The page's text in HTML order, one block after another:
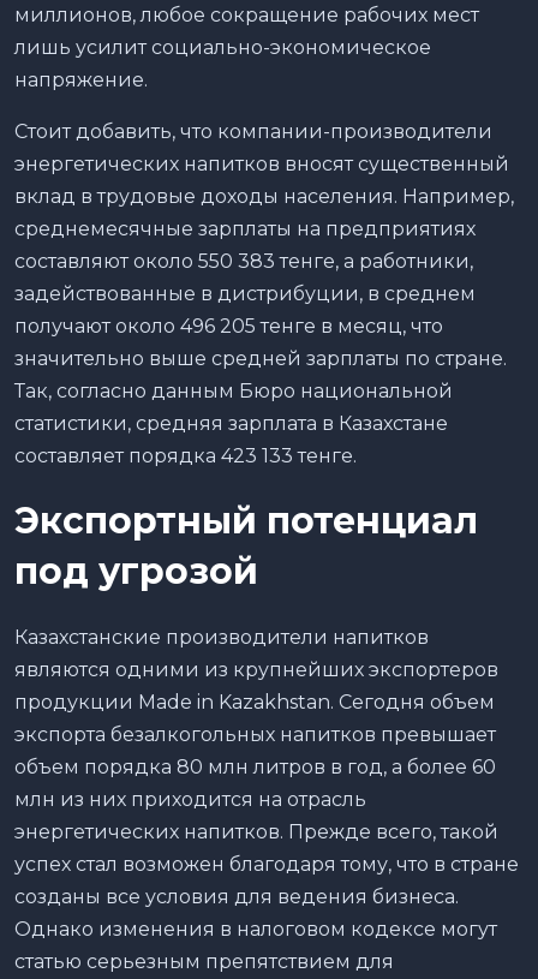
миллионов, любое сокращение рабочих мест
лишь усилит социально-экономическое
напряжение.
Стоит добавить, что компании-производители
энергетических напитков вносят существенный
вклад в трудовые доходы населения. Например,
среднемесячные зарплаты на предприятиях
составляют около 550 383 тенге, а работники,
задействованные в дистрибуции, в среднем
получают около 496 205 тенге в месяц, что
значительно выше средней зарплаты по стране.
Так, согласно данным Бюро национальной
статистики, средняя зарплата в Казахстане
составляет порядка 423 133 тенге.
Экспортный потенциал
под угрозой
Казахстанские производители напитков
являются одними из крупнейших экспортеров
продукции Made in Kazakhstan. Сегодня объем
экспорта безалкогольных напитков превышает
объем порядка 80 млн литров в год, а более 60
млн из них приходится на отрасль
энергетических напитков. Прежде всего, такой
успех стал возможен благодаря тому, что в стране
созданы все условия для ведения бизнеса.
Однако изменения в налоговом кодексе могут
статью серьезным препятствием для